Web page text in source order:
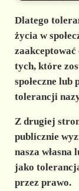
Dlatego
życia w
zaakceptować
tych, które
społeczne
tolerancji
Z drugiej
publicznie
nasza
jako
przez prawo.